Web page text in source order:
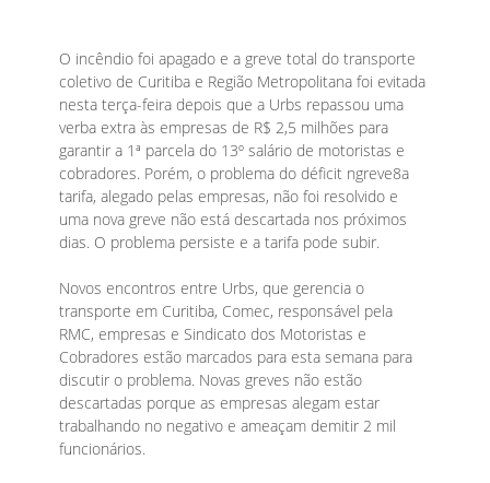
O incêndio foi apagado e a greve total do transporte
coletivo de Curitiba e Região Metropolitana foi evitada
nesta terça-feira depois que a Urbs repassou uma
verba extra às empresas de R$ 2,5 milhões para
garantir a 1ª parcela do 13º salário de motoristas e
cobradores. Porém, o problema do déficit ngreve8a
tarifa, alegado pelas empresas, não foi resolvido e
uma nova greve não está descartada nos próximos
dias. O problema persiste e a tarifa pode subir.
Novos encontros entre Urbs, que gerencia o
transporte em Curitiba, Comec, responsável pela
RMC, empresas e Sindicato dos Motoristas e
Cobradores estão marcados para esta semana para
discutir o problema. Novas greves não estão
descartadas porque as empresas alegam estar
trabalhando no negativo e ameaçam demitir 2 mil
funcionários.